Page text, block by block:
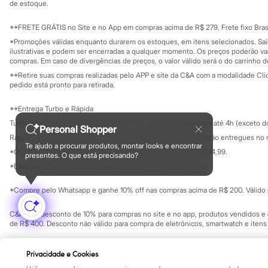
Yessica
Acessórios
Blusas
Calçados
Leggings
Shorts e Bermudas
Tops
Moda íntima
Cintas e Modeladores
Meias
Pijamas
Sutiãs e Tops
Moda praia
Maiôs
Saídas de praia
Personagens
Plus size
Blusas e Camisetas
Calças
Casacos e Jaquetas
Jeans
Personal Shopper
Te ajudo a procurar produtos, montar looks e encontrar
presentes. O que está precisando?
Investidores
Privacidade
Configuração de cookies
Minha privacidade
Educação
Formas de pagamento
de estoque.
**FRETE GRÁTIS no Site e no App em compras acima de R$ 279. Frete fixo
*Promoções válidas enquanto durarem os estoques, em itens selecionados.
ilustrativas e podem ser encerradas a qualquer momento. Os preços poderão
compras. Em caso de divergências de preços, o valor válido será o do carrinho
**Retire suas compras realizadas pelo APP e site da C&A com a modalidade
pedido está pronto para retirada.
**Entrega Turbo e Rápida
Turbo: Pedidos aprovados entre 10h e 17h, serão entregues em até 4h (exceto
Rápida: Pedidos com os pagamentos aprovados até as 10h, serão entregues
*O valor do frete para o turbo é R$ 24,99 e para a rápida é R$ 14,99.
*Essa condição ainda não estará disponível em todas as lojas.
*Compre pelo Whatsapp e ganhe 10% off nas compras acima de R$ 200.
C&A Pay: desconto de 10% para compras no site e no app, produtos vendidos
de R$ 400. Desconto não válido para compra de eletrônicos, smartwatch e
SP Cep: 06455-000 CNPJ 45.242.914/0001-05
Privacidade e Cookies